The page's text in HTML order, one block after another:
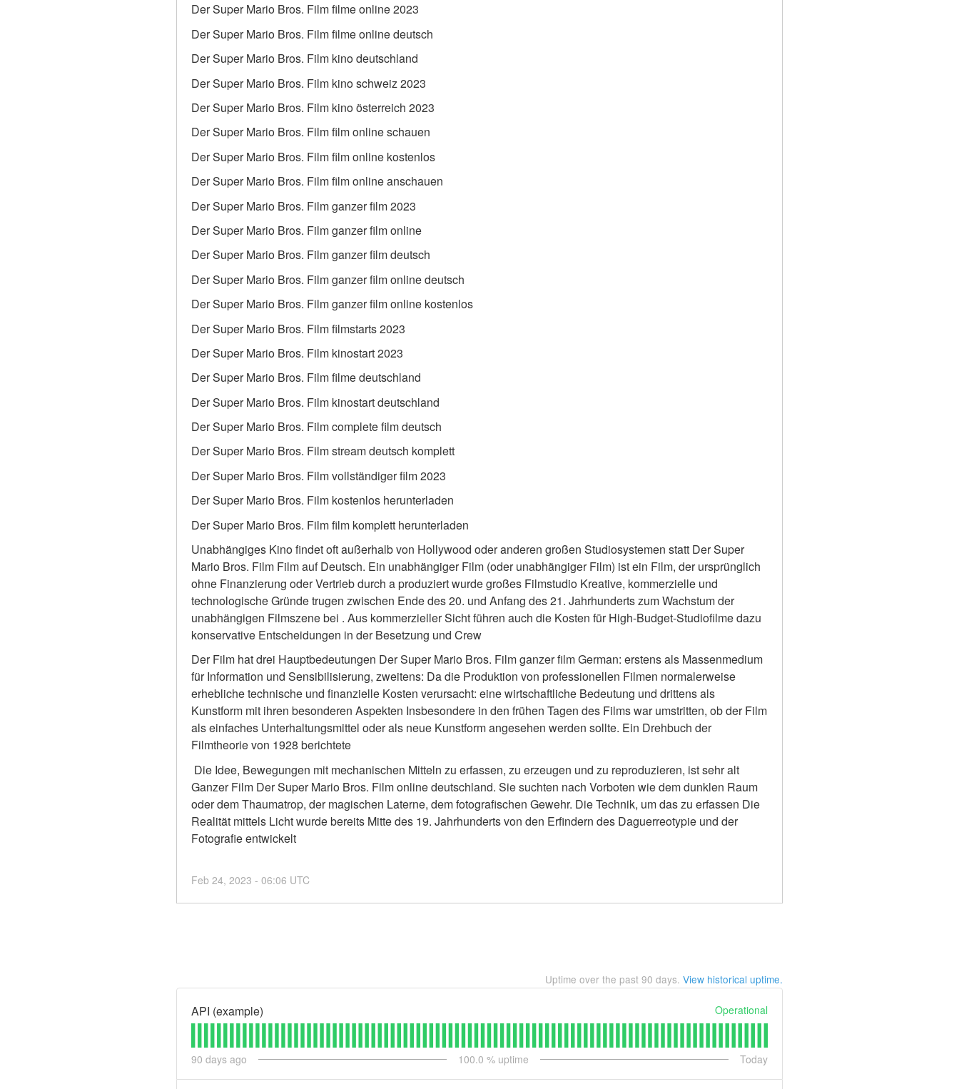
Der Super Mario Bros. Film filme online 2023
Der Super Mario Bros. Film filme online deutsch
Der Super Mario Bros. Film kino deutschland
Der Super Mario Bros. Film kino schweiz 2023
Der Super Mario Bros. Film kino österreich 2023
Der Super Mario Bros. Film film online schauen
Der Super Mario Bros. Film film online kostenlos
Der Super Mario Bros. Film film online anschauen
Der Super Mario Bros. Film ganzer film 2023
Der Super Mario Bros. Film ganzer film online
Der Super Mario Bros. Film ganzer film deutsch
Der Super Mario Bros. Film ganzer film online deutsch
Der Super Mario Bros. Film ganzer film online kostenlos
Der Super Mario Bros. Film filmstarts 2023
Der Super Mario Bros. Film kinostart 2023
Der Super Mario Bros. Film filme deutschland
Der Super Mario Bros. Film kinostart deutschland
Der Super Mario Bros. Film complete film deutsch
Der Super Mario Bros. Film stream deutsch komplett
Der Super Mario Bros. Film vollständiger film 2023
Der Super Mario Bros. Film kostenlos herunterladen
Der Super Mario Bros. Film film komplett herunterladen
Unabhängiges Kino findet oft außerhalb von Hollywood oder anderen großen Studiosystemen statt Der Super
Mario Bros. Film Film auf Deutsch. Ein unabhängiger Film (oder unabhängiger Film) ist ein Film, der ursprünglich
ohne Finanzierung oder Vertrieb durch a produziert wurde großes Filmstudio Kreative, kommerzielle und
technologische Gründe trugen zwischen Ende des 20. und Anfang des 21. Jahrhunderts zum Wachstum der
unabhängigen Filmszene bei . Aus kommerzieller Sicht führen auch die Kosten für High-Budget-Studiofilme dazu
konservative Entscheidungen in der Besetzung und Crew
Der Film hat drei Hauptbedeutungen Der Super Mario Bros. Film ganzer film German: erstens als Massenmedium
für Information und Sensibilisierung, zweitens: Da die Produktion von professionellen Filmen normalerweise
erhebliche technische und finanzielle Kosten verursacht: eine wirtschaftliche Bedeutung und drittens als
Kunstform mit ihren besonderen Aspekten Insbesondere in den frühen Tagen des Films war umstritten, ob der Film
als einfaches Unterhaltungsmittel oder als neue Kunstform angesehen werden sollte. Ein Drehbuch der
Filmtheorie von 1928 berichtete
Die Idee, Bewegungen mit mechanischen Mitteln zu erfassen, zu erzeugen und zu reproduzieren, ist sehr alt
Ganzer Film Der Super Mario Bros. Film online deutschland. Sie suchten nach Vorboten wie dem dunklen Raum
oder dem Thaumatrop, der magischen Laterne, dem fotografischen Gewehr. Die Technik, um das zu erfassen Die
Realität mittels Licht wurde bereits Mitte des 19. Jahrhunderts von den Erfindern des Daguerreotypie und der
Fotografie entwickelt
Feb 24, 2023 - 06:06 UTC
Uptime over the past 90 days. View historical uptime.
API (example) Operational
90 days ago 100.0 % uptime Today